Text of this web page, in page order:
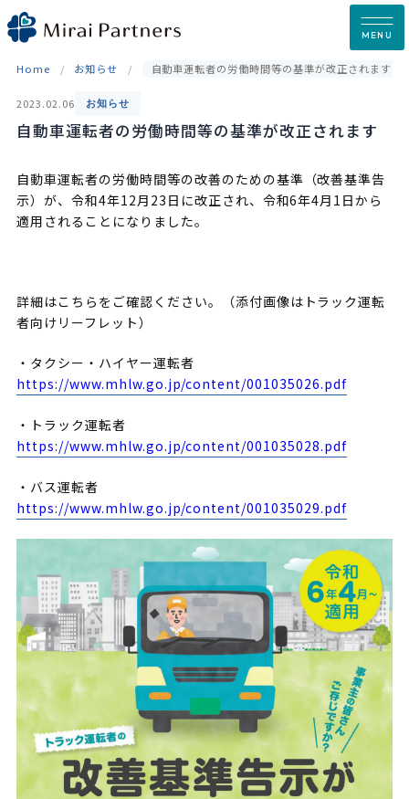
Skip
to
MENU
Home お知らせ 自動車運転者の労働時間等の基準が改正されます
2023.02.06 お知らせ
自動車運転者の労働時間等の基準が改正されます
自動車運転者の労働時間等の改善のための基準（改善基準告
示）が、令和4年12月23日に改正され、令和6年4月1日から
適用されることになりました。
詳細はこちらをご確認ください。（添付画像はトラック運転
者向けリーフレット）
・タクシー・ハイヤー運転者
https://www.mhlw.go.jp/content/001035026.pdf
・トラック運転者
https://www.mhlw.go.jp/content/001035028.pdf
・バス運転者
https://www.mhlw.go.jp/content/001035029.pdf